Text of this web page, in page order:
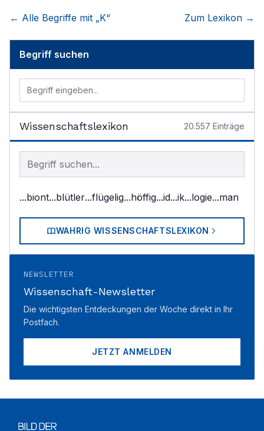
← Alle Begriffe mit „K“ Zum Lexikon →
Begriff suchen
Wissenschaftslexikon 20.557 Einträge
Begriff im Lexikon suchen
...biont...blütler...flügelig...höffig...id...ik...logie...man
WAHRIG WISSENSCHAFTSLEXIKON
NEWSLETTER
Wissenschaft-Newsletter
Die wichtigsten Entdeckungen der Woche direkt in Ihr
Postfach.
JETZT ANMELDEN